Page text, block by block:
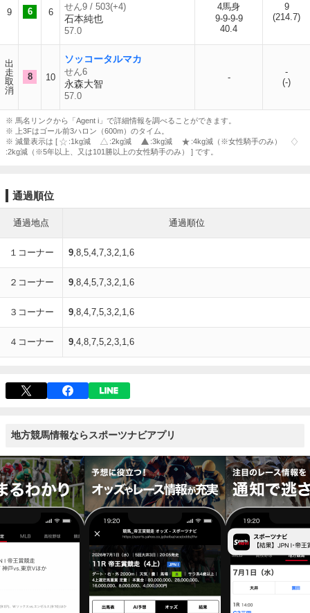
9 6 6
せん9 / 503(+4)
石本純也
57.0
4馬身
9-9-9-9
40.4
9
(214.7)
出
走
取
消
8 10
ソッコータルマカ
せん6
永森大智
57.0
-
-
(-)
※ 馬名リンクから「Agent i」で詳細情報を調べることができます。
※ 上3Fはゴール前3ハロン（600m）のタイム。
※ 減量表示は [
:1kg減 :2kg減 :3kg減
:4kg減（※女性騎手のみ）
:2kg減（※5年以上、又は101勝以上の女性騎手のみ） ] です。
通過順位
通過地点 通過順位
１コーナー 9,8,5,4,7,3,2,1,6
２コーナー 9,8,4,5,7,3,2,1,6
３コーナー 9,8,4,7,5,3,2,1,6
４コーナー 9,4,8,7,5,2,3,1,6
地方競馬情報ならスポーツナビアプリ